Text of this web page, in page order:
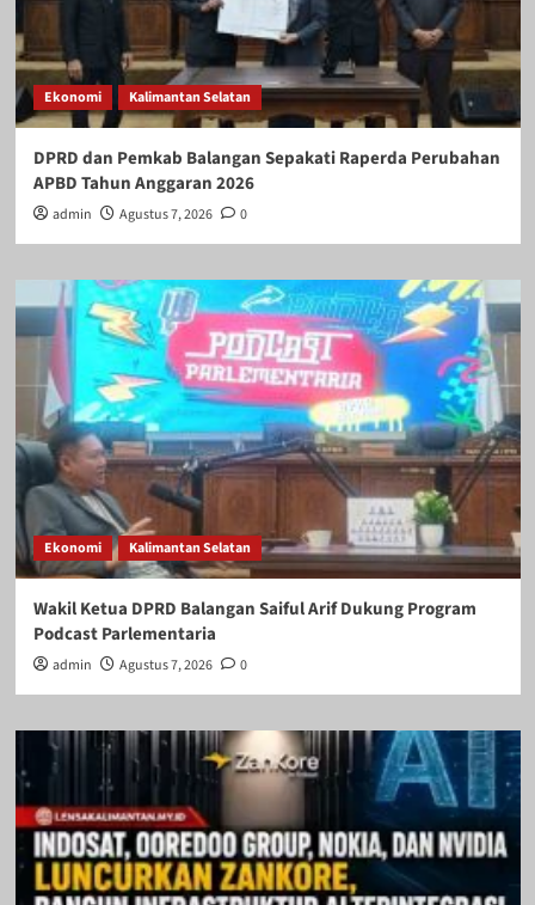
Ekonomi Kalimantan Selatan
DPRD dan Pemkab Balangan Sepakati Raperda Perubahan
APBD Tahun Anggaran 2026
admin Agustus 7, 2026 0
Ekonomi Kalimantan Selatan
Wakil Ketua DPRD Balangan Saiful Arif Dukung Program
Podcast Parlementaria
admin Agustus 7, 2026 0